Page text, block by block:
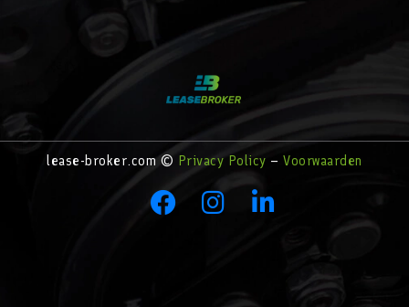
lease-broker.com © Privacy Policy –Voorwaarden